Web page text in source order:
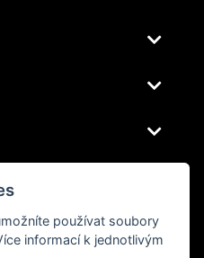
INIZIO Internet Media s.r.o.|
používat soubory